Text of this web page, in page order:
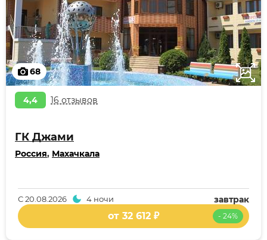
68
4,4 16 отзывов
ГК Джами
Россия, Махачкала
завтрак
С20.08.2026 4 ночи
- 24%
от 32 612 ₽